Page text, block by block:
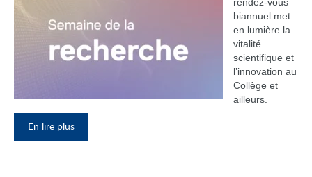
biannuel met
en lumière la
vitalité
scientifique et
l’innovation au
Collège et
ailleurs.
En lire plus